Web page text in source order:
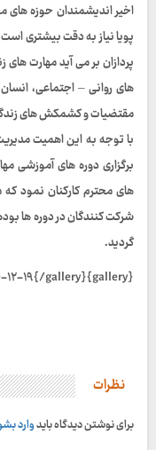
اخیر اندیشمندان حوزه
پویا نیاز به دقت بیشتری
پردازان بر می آید مهارت
های روانی – اجتماعی،
مقتضیات و کشمکش های
با توجه به این اهمیت
برگزاری دوره های آموزشی
های محترم کارکنان نمود
گردید.
{gallery}nemayeshgah_maharatha_۹۴-۱۲-۱۹{/gallery}
نظرات
برای نوشتن دیدگاه بایدوارد